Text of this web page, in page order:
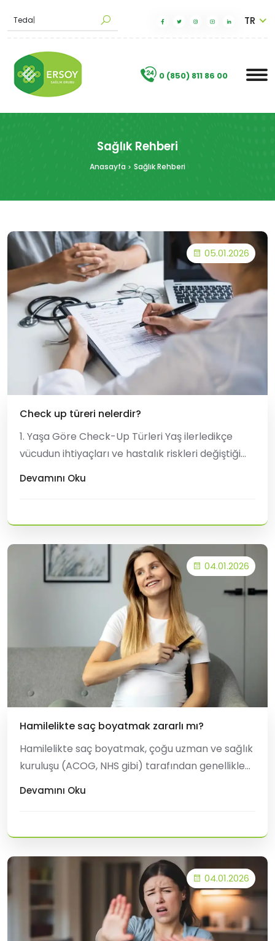
0 (850) 811 86 00
.
Ma| TR
Sağlık Rehberi
Anasayfa Sağlık Rehberi
05.01.2026
Check up türeri nelerdir?
1. Yaşa Göre Check-Up Türleri Yaş ilerledikçe
vücudun ihtiyaçları ve hastalık riskleri değiştiği
doğumsal anormalliklerin tespiti
Devamını Oku
04.01.2026
Hamilelikte saç boyatmak zararlı mı?
Hamilelikte saç boyatmak, çoğu uzman ve sağlık
kuruluşu (ACOG, NHS gibi) tarafından genellikle
güvenli kabul edilir. Ancak, önlem amaçlı dikkat
büyük çoğunluğu, saç boyatmak i&cce
Devamını Oku
04.01.2026